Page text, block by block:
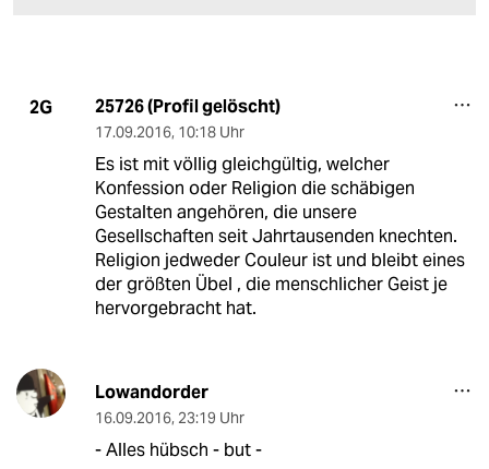
2G 25726 (Profil gelöscht)
17.09.2016, 10:18 Uhr
Es ist mit völlig gleichgültig, welcher
Konfession oder Religion die schäbigen
Gestalten angehören, die unsere
Gesellschaften seit Jahrtausenden knechten.
Religion jedweder Couleur ist und bleibt eines
der größten Übel , die menschlicher Geist je
hervorgebracht hat.
Lowandorder
16.09.2016, 23:19 Uhr
- Alles hübsch - but -